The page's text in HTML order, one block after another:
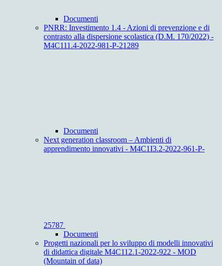
Documenti
PNRR: Investimento 1.4 - Azioni di prevenzione e di
contrasto alla dispersione scolastica (D.M. 170/2022) -
M4C111.4-2022-981-P-21289
Documenti
Next generation classroom – Ambienti di
apprendimento innovativi - M4C1I3.2-2022-961-P-
25787
Documenti
Progetti nazionali per lo sviluppo di modelli innovativi
di didattica digitale M4C112.1-2022-922 - MOD
(Mountain of data)